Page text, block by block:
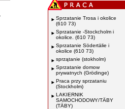
Sprzatanie Trosa i okolice
(610 73)
Sprzatanie -Stockcholm i
okolice. (610 73)
Sprzatanie Södertälie i
okolice (610 73)
sprzątanie (stokholm)
Sprzatanie domow
prywatnych (Grödinge)
Praca przy sprzataniu
(Stockholm)
LAKIERNIK
SAMOCHODOWY/TÄBY
(TÄBY)